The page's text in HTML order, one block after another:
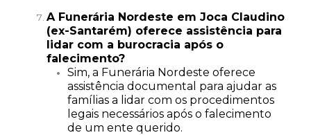
A Funerária Nordeste em Joca Claudino
(ex-Santarém) oferece assistência para
lidar com a burocracia após o
falecimento?
Sim, a Funerária Nordeste oferece
assistência documental para ajudar as
famílias a lidar com os procedimentos
legais necessários após o falecimento
de um ente querido.